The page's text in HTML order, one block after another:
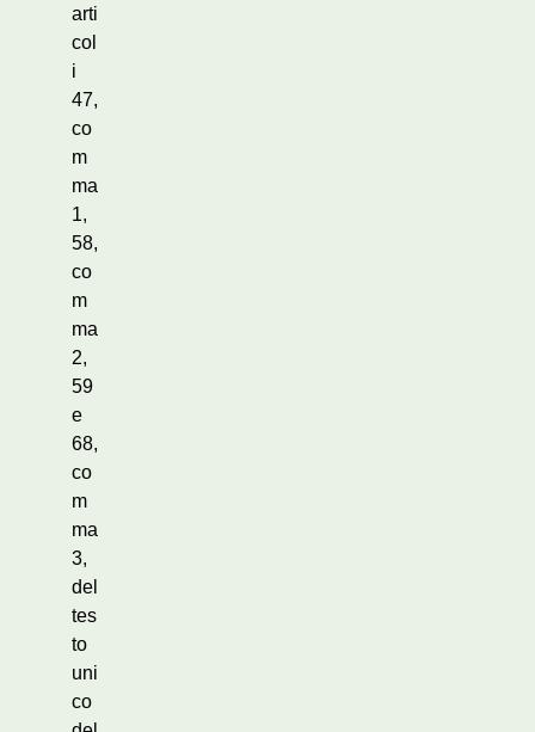
arti
col
i
47,
co
m
ma
1,
58,
co
m
ma
2,
59
e
68,
co
m
ma
3,
del
tes
to
uni
co